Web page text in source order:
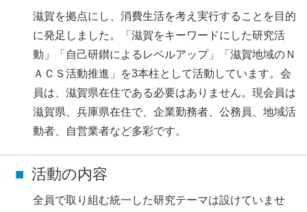
滋賀を拠点にし、消費生活を考え実行することを目的
に発足しました。「滋賀をキーワードにした研究活
動」「自己研鑚によるレベルアップ」「滋賀地域のＮ
ＡＣＳ活動推進」を3本柱として活動しています。会
員は、滋賀県在住である必要はありません。現会員は
滋賀県、兵庫県在住で、企業勤務者、公務員、地域活
動者、自営業者など多彩です。
活動の内容
全員で取り組む統一した研究テーマは設けていませ